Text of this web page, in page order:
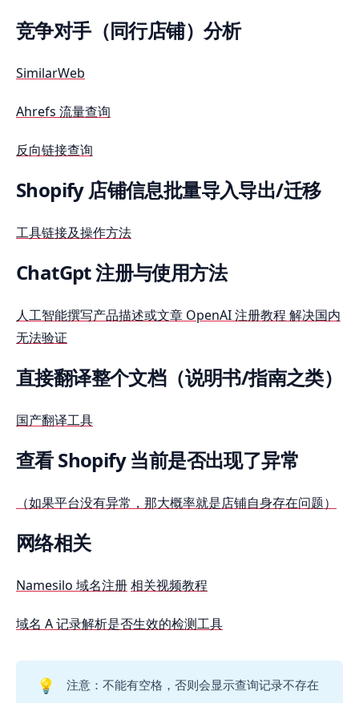
竞争对手（同行店铺）分析
SimilarWeb
Ahrefs 流量查询
反向链接查询
Shopify 店铺信息批量导入导出/迁移
工具链接及操作方法
ChatGpt 注册与使用方法
人工智能撰写产品描述或文章 OpenAI 注册教程 解决国内
无法验证
直接翻译整个文档（说明书/指南之类）
国产翻译工具
查看 Shopify 当前是否出现了异常
（如果平台没有异常，那大概率就是店铺自身存在问题）
网络相关
Namesilo 域名注册相关视频教程
域名 A 记录解析是否生效的检测工具
💡 注意：不能有空格，否则会显示查询记录不存在